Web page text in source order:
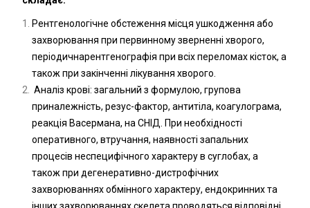
Рентгенологічне обстеження місця ушкодження або
захворювання при первинному зверненні хворого,
періодичнарентгенографія при всіх переломах кісток, а
також при закінченні лікування хворого.
Аналіз крові: загальний з формулою, групова
приналежність, резус-фактор, антитіла, коагулограма,
реакція Васермана, на СНІД. При необхідності
оперативного, втручання, наявності запальних
процесів неспецифічного характеру в суглобах, а
також при дегенеративно-дистрофічних
захворюваннях обмінного характеру, ендокринних та
інших захворюваннях скелета проводяться відповідні